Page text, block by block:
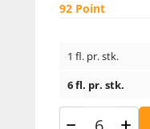
92 Point
1 fl. pr. stk.
6 fl. pr. stk.